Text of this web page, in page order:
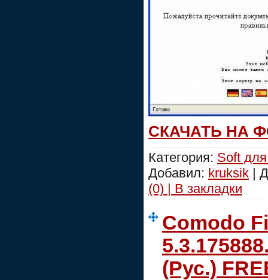
СКАЧАТЬ НА
Категория: Soft
Добавил: kruksik |
(0) | В закладки
Comodo
(Рус.)